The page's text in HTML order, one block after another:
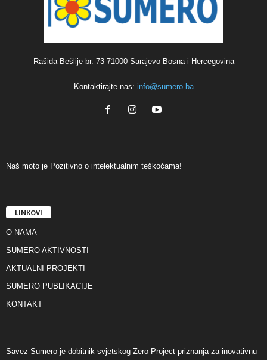
Rašida Bešlije br. 73 71000 Sarajevo Bosna i Hercegovina
Kontaktirajte nas: info@sumero.ba
Naš moto je Pozitivno o intelektualnim teškoćama!
LINKOVI
O NAMA
SUMERO AKTIVNOSTI
AKTUALNI PROJEKTI
SUMERO PUBLIKACIJE
KONTAKT
Savez Sumero je dobitnik svjetskog Zero Project priznanja za inovativnu